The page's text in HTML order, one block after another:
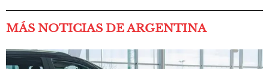
MÁS NOTICIAS DE ARGENTINA